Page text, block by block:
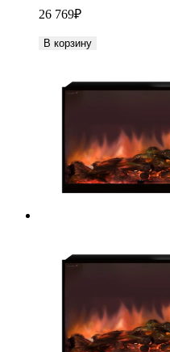
26 769₽
В корзину